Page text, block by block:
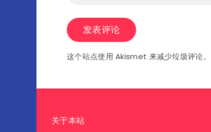
这个站点使用 Akismet 来减少垃圾评论。
关于本站